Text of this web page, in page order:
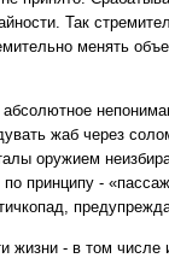
Так
менять
абсолютное
жаб через
оружием
принципу -
жизни - в том числе